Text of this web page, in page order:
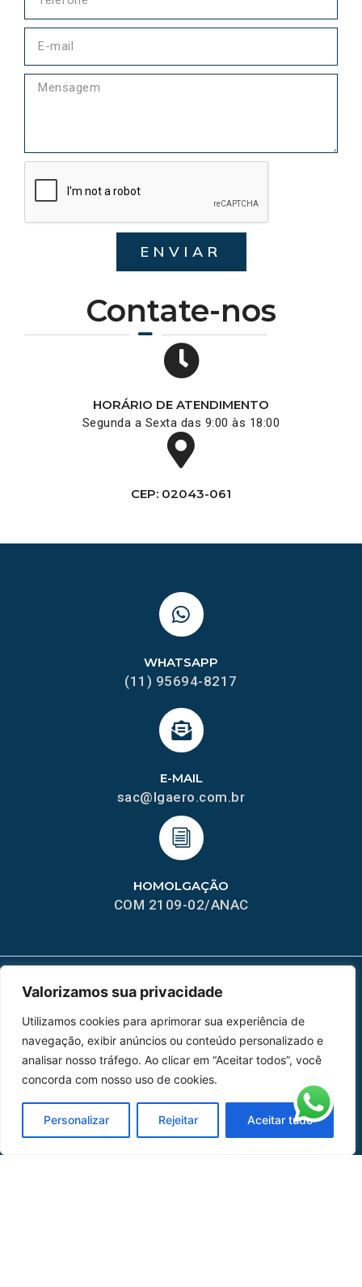
Valorizamos sua privacidade
Utilizamos cookies para aprimorar sua experiência de
navegação, exibir anúncios ou conteúdo personalizado e
analisar nosso tráfego. Ao clicar em “Aceitar todos”, você
concorda com nosso uso de cookies.
Personalizar Rejeitar Aceitar tudo
Contate-nos
HORÁRIO DE ATENDIMENTO
Segunda a Sexta das 9:00 às 18:00
CEP: 02043-061
ENVIAR
HOMOLGAÇÃO
COM 2109-02/ANAC
E-MAIL
sac@lgaero.com.br
WHATSAPP
(11) 95694-8217
Home Sobre Nós
Catálogo de Aplicações